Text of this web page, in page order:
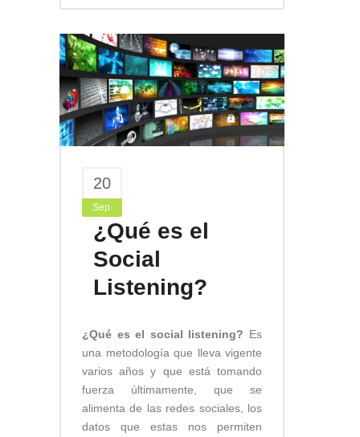
20
Sep
¿Qué es el
Social
Listening?
¿Qué es el social listening? Es
una metodología que lleva vigente
varios años y que está tomando
fuerza últimamente, que se
alimenta de las redes sociales, los
datos que estas nos permiten